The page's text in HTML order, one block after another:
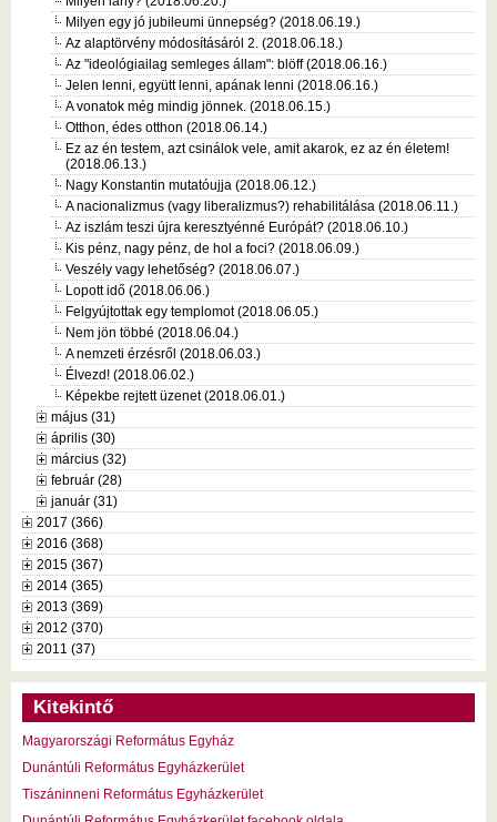
Milyen egy jó jubileumi ünnepség? (2018.06.19.)
Az alaptörvény módosításáról 2. (2018.06.18.)
Az "ideológiailag semleges állam": blöff (2018.06.16.)
Jelen lenni, együtt lenni, apának lenni (2018.06.16.)
A vonatok még mindig jönnek. (2018.06.15.)
Otthon, édes otthon (2018.06.14.)
Ez az én testem, azt csinálok vele, amit akarok, ez az én életem!
(2018.06.13.)
Nagy Konstantin mutatóujja (2018.06.12.)
A nacionalizmus (vagy liberalizmus?) rehabilitálása (2018.06.11.)
Az iszlám teszi újra keresztyénné Európát? (2018.06.10.)
Kis pénz, nagy pénz, de hol a foci? (2018.06.09.)
Veszély vagy lehetőség? (2018.06.07.)
Lopott idő (2018.06.06.)
Felgyújtottak egy templomot (2018.06.05.)
Nem jön többé (2018.06.04.)
A nemzeti érzésről (2018.06.03.)
Élvezd! (2018.06.02.)
Képekbe rejtett üzenet (2018.06.01.)
május (31)
április (30)
március (32)
február (28)
január (31)
2017 (366)
2016 (368)
2015 (367)
2014 (365)
2013 (369)
2012 (370)
2011 (37)
Kitekintő
Magyarországi Református Egyház
Dunántúli Református Egyházkerület
Tiszáninneni Református Egyházkerület